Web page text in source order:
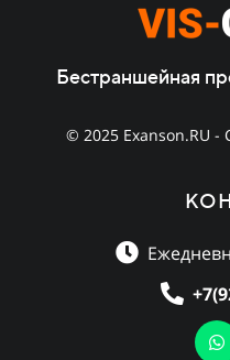
Бестраншейная
© 2025 Exanson.RU -